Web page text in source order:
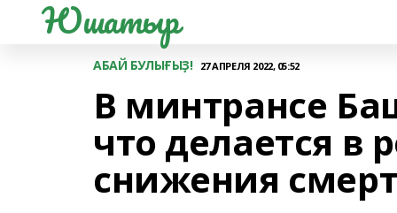
Юшатыр
АБАЙ БУЛЫҒЫҘ! 27 АПРЕЛЯ 2022, 05:52
В минтрансе
что делается в
снижения